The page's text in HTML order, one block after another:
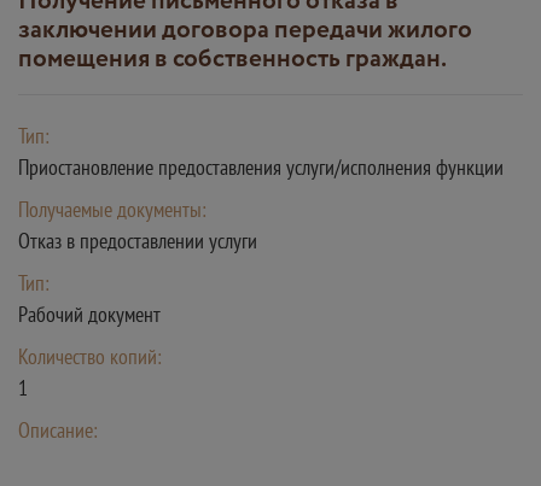
заключении договора передачи жилого
помещения в собственность граждан.
Тип:
Приостановление предоставления услуги/исполнения функции
Получаемые документы:
Отказ в предоставлении услуги
Тип:
Рабочий документ
Количество копий:
1
Описание: